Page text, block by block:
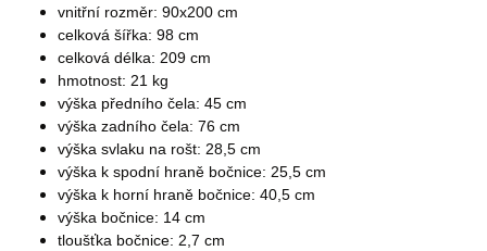
vnitřní rozměr: 90x200 cm
celková šířka: 98 cm
celková délka: 209 cm
hmotnost: 21 kg
výška předního čela: 45 cm
výška zadního čela: 76 cm
výška svlaku na rošt: 28,5 cm
výška k spodní hraně bočnice: 25,5 cm
výška k horní hraně bočnice: 40,5 cm
výška bočnice: 14 cm
tloušťka bočnice: 2,7 cm